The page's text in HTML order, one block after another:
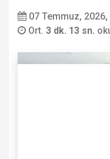
07 Temmuz, 2026,
Ort. 3 dk. 13 sn.